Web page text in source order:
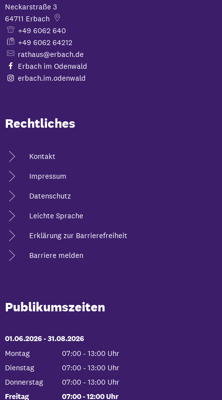
Neckarstraße 3
64711 Erbach
+49 6062 640
+49 6062 64212
rathaus@erbach.de
Erbach im Odenwald
erbach.im.odenwald
Rechtliches
Kontakt
Impressum
Datenschutz
Leichte Sprache
Erklärung zur Barrierefreiheit
Barriere melden
Publikumszeiten
01.06.2026-bis
31.08.2026
Montag
07:00 - 13:00 Uhr
Von 07:00 bis 13:00 Uhr
Dienstag 07:00 - 13:00 Uhr
Von 07:00 bis 13:00 Uhr
Donnerstag 07:00 - 13:00 Uhr
Von 07:00 bis 13:00 Uhr
Freitag 07:00-12:00Uhr